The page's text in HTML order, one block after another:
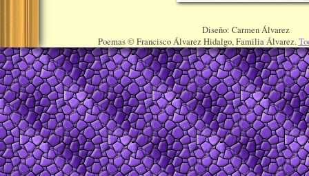
Diseño: Carmen Álvarez
Poemas © Francisco Álvarez Hidalgo, Familia Álvarez.